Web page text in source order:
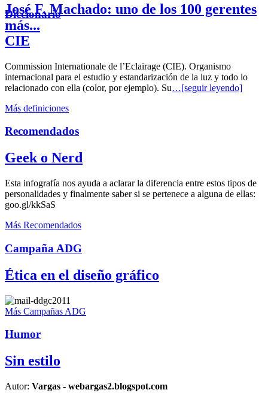
José F. Machado: uno de los 100 gerentes
más...
Diccionario
CIE
Commission Internationale de l’Eclairage (CIE). Organismo
internacional para el estudio y estandarización de la luz y todo lo
relacionado con ella (color, por ejemplo). Su…[seguir leyendo]
Más definiciones
Recomendados
Geek o Nerd
Esta infografía nos ayuda a aclarar la diferencia entre estos tipos de
personalidades y finalmente saber si se pertenece a alguna de ellas:
goo.gl/kkSaS
Más Recomendados
Campaña ADG
Ética en el diseño gráfico
Más Campañas ADG
Humor
Sin estilo
Autor: Vargas - webargas2.blogspot.com